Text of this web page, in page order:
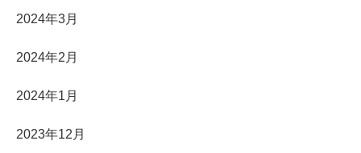
2024年3月
2024年2月
2024年1月
2023年12月